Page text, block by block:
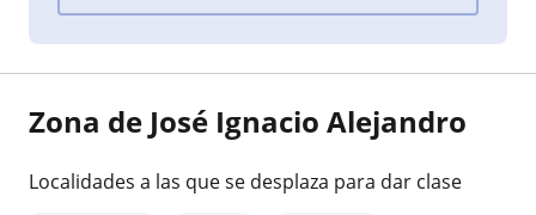
Zona de José Ignacio Alejandro
Localidades a las que se desplaza para dar clase